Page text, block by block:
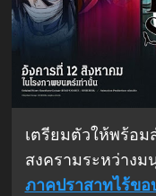
เตรียมตัวให้พร้อ
สงครามระหว่าง
ภาคปราสาทไร้ขอ